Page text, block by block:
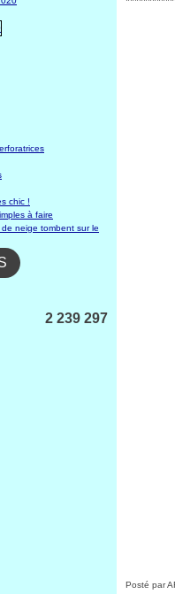
chic !
à faire
neige tombent sur le
2 239 297
Posté par